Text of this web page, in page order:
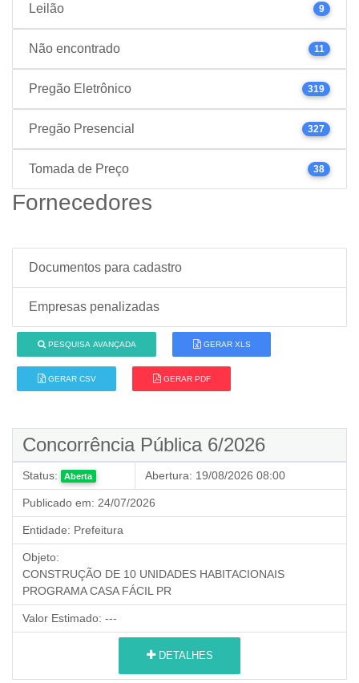
Leilão 9
Não encontrado 11
Pregão Eletrônico 319
Pregão Presencial 327
Tomada de Preço 38
Fornecedores
Documentos para cadastro
Empresas penalizadas
PESQUISA AVANÇADA GERAR XLS
GERAR CSV GERAR PDF
Concorrência Pública 6/2026
Status: Aberta Abertura: 19/08/2026 08:00
Publicado em: 24/07/2026
Entidade: Prefeitura
Objeto:
CONSTRUÇÃO DE 10 UNIDADES HABITACIONAIS
PROGRAMA CASA FÁCIL PR
Valor Estimado: ---
DETALHES